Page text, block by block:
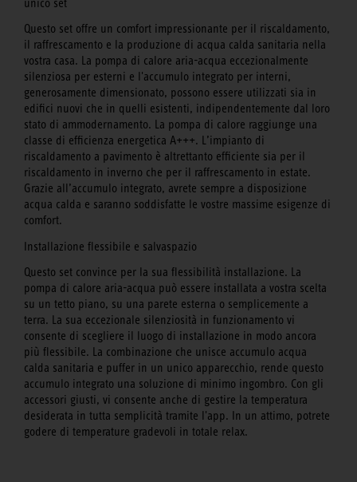
unico set
Questo set offre un comfort impressionante per il riscaldamento,
il raffrescamento e la produzione di acqua calda sanitaria nella
vostra casa. La pompa di calore aria-acqua eccezionalmente
silenziosa per esterni e l'accumulo integrato per interni,
generosamente dimensionato, possono essere utilizzati sia in
edifici nuovi che in quelli esistenti, indipendentemente dal loro
stato di ammodernamento. La pompa di calore raggiunge una
classe di efficienza energetica A+++. L’impianto di
riscaldamento a pavimento è altrettanto efficiente sia per il
riscaldamento in inverno che per il raffrescamento in estate.
Grazie all’accumulo integrato, avrete sempre a disposizione
acqua calda e saranno soddisfatte le vostre massime esigenze di
comfort.
Installazione flessibile e salvaspazio
Questo set convince per la sua flessibilità installazione. La
pompa di calore aria-acqua può essere installata a vostra scelta
su un tetto piano, su una parete esterna o semplicemente a
terra. La sua eccezionale silenziosità in funzionamento vi
consente di scegliere il luogo di installazione in modo ancora
più flessibile. La combinazione che unisce accumulo acqua
calda sanitaria e puffer in un unico apparecchio, rende questo
accumulo integrato una soluzione di minimo ingombro. Con gli
accessori giusti, vi consente anche di gestire la temperatura
desiderata in tutta semplicità tramite l'app. In un attimo, potrete
godere di temperature gradevoli in totale relax.